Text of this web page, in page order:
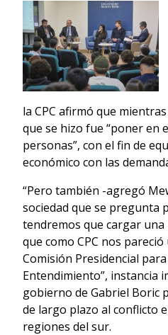
la CPC afirmó que
que se hizo fue “poner en
personas”, con el fin de
económico con las
“Pero también -agregó
sociedad que se pregunta
tendremos que cargar
que como CPC nos
Comisión Presidencial para
Entendimiento”, instancia
gobierno de Gabriel Boric
de largo plazo al conflicto
regiones del sur.